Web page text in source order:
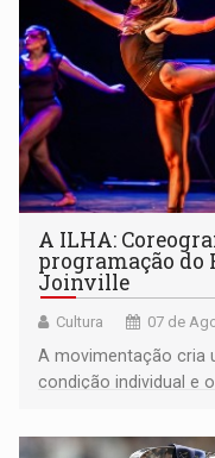
A ILHA:
programação do
Joinville
Cultura 07 de
A movimentação cria
condição individual e